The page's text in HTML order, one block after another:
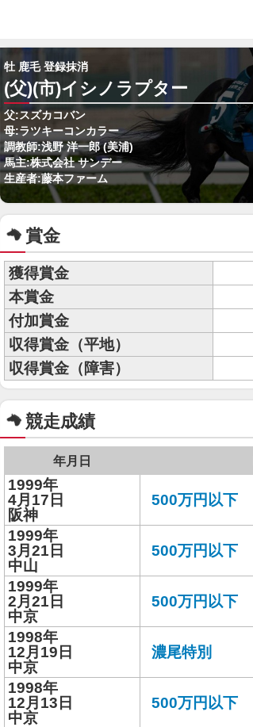
牡 鹿毛 登録抹消
(父)(市)イシノラプター
父:スズカコバン
母:ラツキーコンカラー
調教師:浅野 洋一郎 (美浦)
馬主:株式会社 サンデー
生産者:藤本ファーム
賞金
獲得賞金
本賞金
付加賞金
収得賞金（平地）
収得賞金（障害）
競走成績
年月日
1999年
4月17日
阪神
500万円以下
1999年
3月21日
中山
500万円以下
1999年
2月21日
中京
500万円以下
1998年
12月19日
中京
濃尾特別
1998年
12月13日
中京
500万円以下